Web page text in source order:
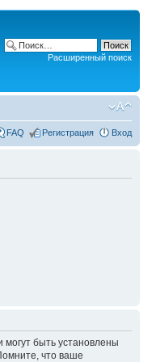
Расширенный поиск
FAQ Регистрация Вход
быть установлены
что ваше